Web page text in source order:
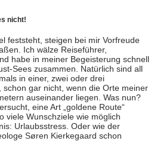
nicht!
feststeht, steigen bei mir Vorfreude
Ich wälze Reiseführer,
habe in meiner Begeisterung schnell
Sees zusammen. Natürlich sind all
in einer, zwei oder drei
schon gar nicht, wenn die Orte meiner
auseinander liegen. Was nun?
eine Art „goldene Route“
viele Wunschziele wie möglich
Urlaubsstress. Oder wie der
Søren Kierkegaard schon